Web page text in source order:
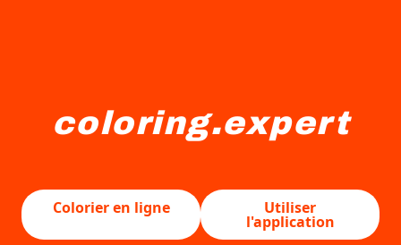
coloring.expert
Colorier en ligne
Utiliser
l'application